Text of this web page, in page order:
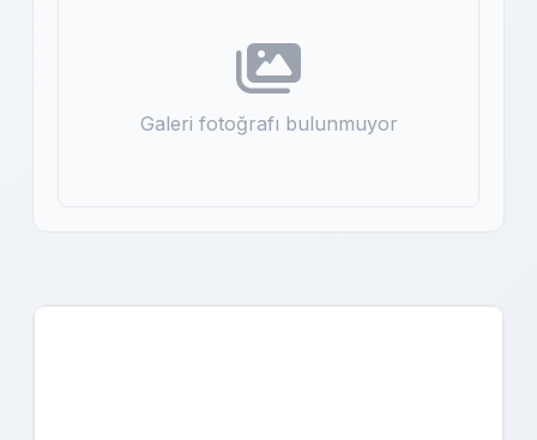
Galeri fotoğrafı bulunmuyor